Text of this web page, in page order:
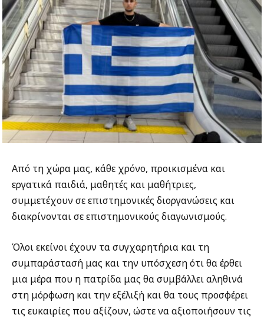
Από τη χώρα μας, κάθε χρόνο, προικισμένα και
εργατικά παιδιά, μαθητές και μαθήτριες,
συμμετέχουν σε επιστημονικές διοργανώσεις και
διακρίνονται σε επιστημονικούς διαγωνισμούς.
Όλοι εκείνοι έχουν τα συγχαρητήρια και τη
συμπαράστασή μας και την υπόσχεση ότι θα έρθει
μια μέρα που η πατρίδα μας θα συμβάλλει αληθινά
στη μόρφωση και την εξέλιξή και θα τους προσφέρει
τις ευκαιρίες που αξίζουν, ώστε να αξιοποιήσουν τις